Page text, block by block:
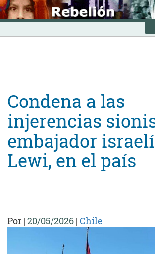
Skip
to
content
INICIO
Avanzada
Condena a las
injerencias
embajador
Lewi, en el país
Por | 20/05/2026 | Chile